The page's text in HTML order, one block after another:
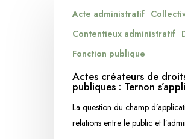
créateurs
personnes
publiques
Ternon
Acte administratif
Contentieux administratif
Fonction publique
Actes créateurs de
publiques : Ternon
La question du champ
relations entre le public et